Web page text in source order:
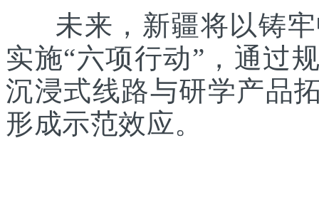
未来，新疆将以铸牢
实施“六项行动”，通过
沉浸式线路与研学产品
形成示范效应。